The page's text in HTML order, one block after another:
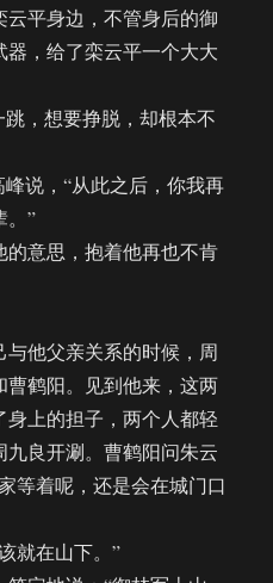
平身边，不管身后的御
，给了栾云平一个大大
想要挣脱，却根本不
说，“从此之后，你我再
。”
意思，抱着他再也不肯
他父亲关系的时候，周
鹤阳。见到他来，这两
上的担子，两个人都轻
良开涮。曹鹤阳问朱云
等着呢，还是会在城门口
就在山下。”